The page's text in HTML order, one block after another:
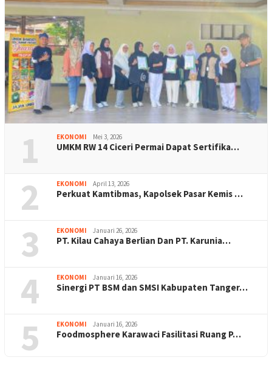
1 EKONOMI Mei 3, 2026
UMKM RW 14 Ciceri Permai Dapat Sertifika…
2 EKONOMI April 13, 2026
Perkuat Kamtibmas, Kapolsek Pasar Kemis …
3 EKONOMI Januari 26, 2026
PT. Kilau Cahaya Berlian Dan PT. Karunia…
4 EKONOMI Januari 16, 2026
Sinergi PT BSM dan SMSI Kabupaten Tanger…
5 EKONOMI Januari 16, 2026
Foodmosphere Karawaci Fasilitasi Ruang P…